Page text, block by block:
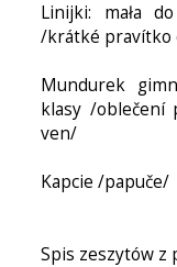
Linijki: mała
/krátké pravítko
Mundurek
klasy /oblečení
ven/
Kapcie /papuče/
Spis zeszytów z